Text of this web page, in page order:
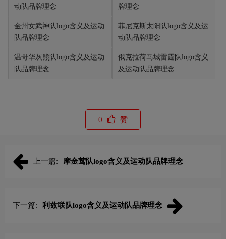
动队品牌理念
牌理念
金州女武神队logo含义及运动
队品牌理念
菲尼克斯太阳队logo含义及运
动队品牌理念
温哥华灰熊队logo含义及运动
队品牌理念
俄克拉荷马城雷霆队logo含义
及运动队品牌理念
0 赞
上一篇: 摩金莺队logo含义及运动队品牌理念
下一篇: 利兹联队logo含义及运动队品牌理念